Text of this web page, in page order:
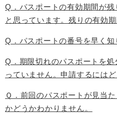
Q．パスポートの有効期間が
と思っています。残りの有効
Q．パスポートの番号を早く知
Q．期限切れのパスポートを
っていません。申請するには
Ｑ．前回のパスポートが見当
かどうかわかりません。